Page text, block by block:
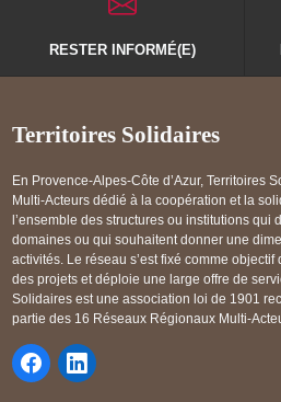
RESTER INFORMÉ(E)
Territoires Solidaires
En Provence-Alpes-Côte d’Azur, Territoires
Multi-Acteurs dédié à la coopération et la
l’ensemble des structures ou institutions
domaines ou qui souhaitent donner une
activités. Le réseau s’est fixé comme objectif
des projets et déploie une large offre de
Solidaires est une association loi de 1901
partie des 16 Réseaux Régionaux Multi-